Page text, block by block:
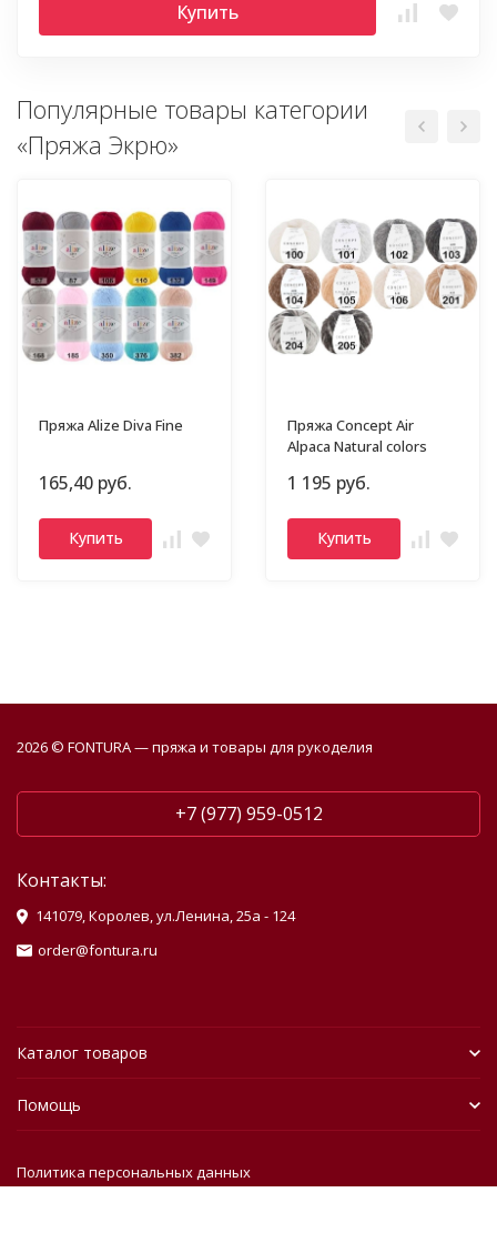
Купить
Популярные товары категории
«Пряжа Экрю»
Пряжа Alize Diva Fine
165,40 руб.
Купить
Пряжа Concept Air
Alpaca Natural colors
1 195 руб.
Купить
2026 © FONTURA — пряжа и товары для рукоделия
+7 (977) 959-0512
Контакты:
141079, Королев, ул.Ленина, 25а - 124
order@fontura.ru
Каталог товаров
Помощь
Политика персональных данных